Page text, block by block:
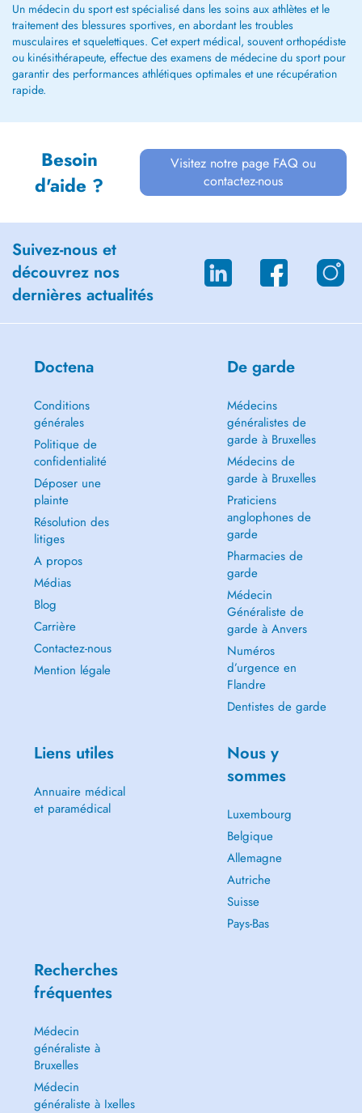
Un médecin du sport est spécialisé dans les soins aux athlètes et le
traitement des blessures sportives, en abordant les troubles
musculaires et squelettiques. Cet expert médical, souvent orthopédiste
ou kinésithérapeute, effectue des examens de médecine du sport pour
garantir des performances athlétiques optimales et une récupération
rapide.
Besoin
d'aide ?
Visitez notre page FAQ ou
contactez-nous
Suivez-nous et
découvrez nos
dernières actualités
Doctena
Conditions
générales
Politique de
confidentialité
Déposer une
plainte
Résolution des
litiges
A propos
Médias
Blog
Carrière
Contactez-nous
Mention légale
De garde
Médecins
généralistes de
garde à Bruxelles
Médecins de
garde à Bruxelles
Praticiens
anglophones de
garde
Pharmacies de
garde
Médecin
Généraliste de
garde à Anvers
Numéros
d’urgence en
Flandre
Dentistes de garde
Liens utiles
Annuaire médical
et paramédical
Nous y
sommes
Luxembourg
Belgique
Allemagne
Autriche
Suisse
Pays-Bas
Recherches
fréquentes
Médecin
généraliste à
Bruxelles
Médecin
généraliste à Ixelles